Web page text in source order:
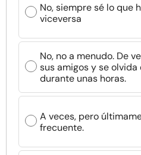
No, siempre sé lo que
viceversa
No, no a menudo. De
sus amigos y se
durante unas horas.
A veces, pero
frecuente.